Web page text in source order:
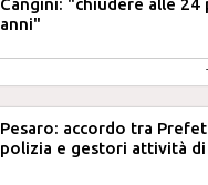
Cangini: "chiudere alle 24
anni"
Pesaro: accordo tra
polizia e gestori attività